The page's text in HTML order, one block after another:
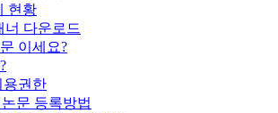
현황
너 다운로드
이세요?
용권한
문 등록방법